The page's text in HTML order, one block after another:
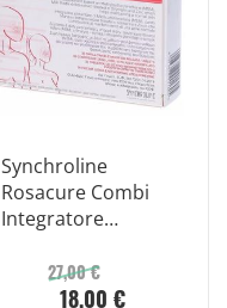
Synchroline
Rosacure Combi
Integratore
Compresse
27,00 €
18,00 €